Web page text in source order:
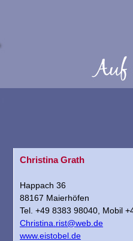
Christina Grath
Happach 36
88167 Maierhöfen
Tel. +49 8383 98040, Mobil
Christina.rist@web.de
www.eistobel.de